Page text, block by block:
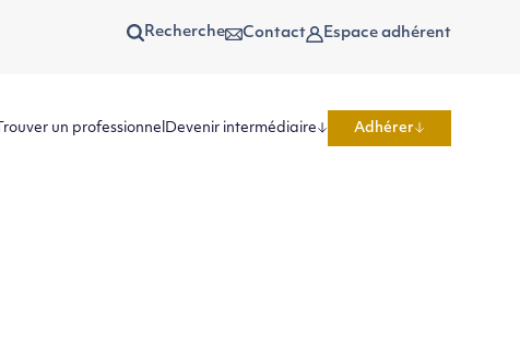
Recherche Contact Espace adhérent
Trouver un professionnel Devenir intermédiaire Adhérer